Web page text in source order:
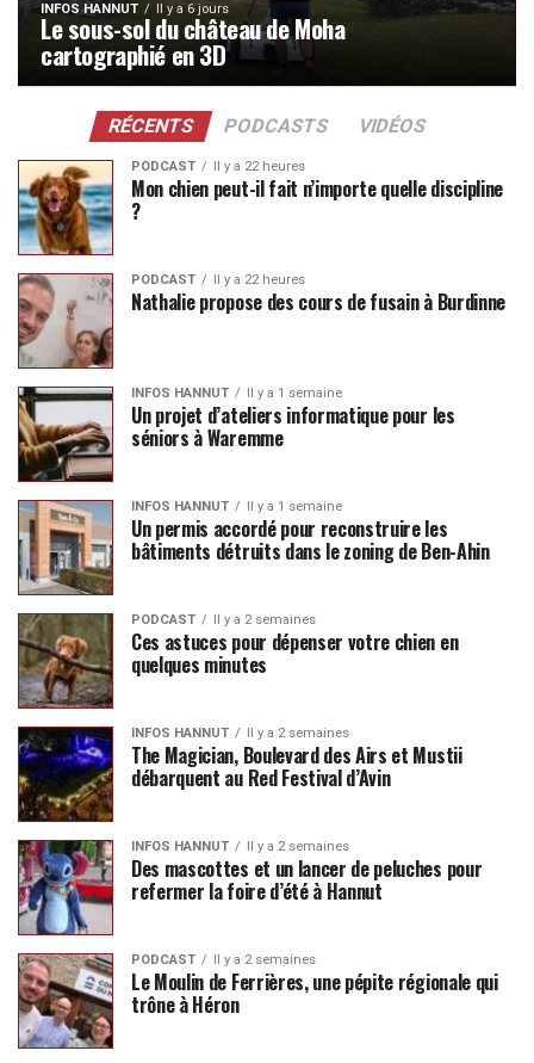
INFOS HANNUT Il y a 6 jours
Le sous-sol du château de Moha
cartographié en 3D
RÉCENTS PODCASTS VIDÉOS
PODCAST Il y a 22 heures
Mon chien peut-il fait n’importe quelle discipline
?
PODCAST Il y a 22 heures
Nathalie propose des cours de fusain à Burdinne
INFOS HANNUT Il y a 1 semaine
Un projet d’ateliers informatique pour les
séniors à Waremme
INFOS HANNUT Il y a 1 semaine
Un permis accordé pour reconstruire les
bâtiments détruits dans le zoning de Ben-Ahin
PODCAST Il y a 2 semaines
Ces astuces pour dépenser votre chien en
quelques minutes
INFOS HANNUT Il y a 2 semaines
The Magician, Boulevard des Airs et Mustii
débarquent au Red Festival d’Avin
INFOS HANNUT Il y a 2 semaines
Des mascottes et un lancer de peluches pour
refermer la foire d’été à Hannut
PODCAST Il y a 2 semaines
Le Moulin de Ferrières, une pépite régionale qui
trône à Héron